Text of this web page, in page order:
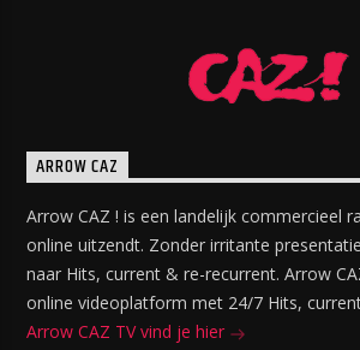
ARROW CAZ
Arrow CAZ ! is een landelijk commercieel
online uitzendt. Zonder irritante
naar Hits, current & re-recurrent. Arrow
online videoplatform met 24/7 Hits,
Arrow CAZ TV vind je hier